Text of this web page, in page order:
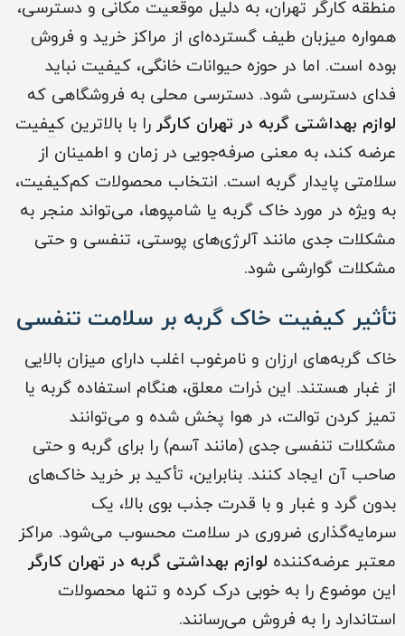
منطقه کارگر تهران، به دلیل موقعیت مکانی و دسترسی،
همواره میزبان طیف گسترده‌ای از مراکز خرید و فروش
بوده است. اما در حوزه حیوانات خانگی، کیفیت نباید
فدای دسترسی شود. دسترسی محلی به فروشگاهی که
لوازم بهداشتی گربه‌ در تهران کارگر را با بالاترین کیفیت
عرضه کند، به معنی صرفه‌جویی در زمان و اطمینان از
سلامتی پایدار گربه است. انتخاب محصولات کم‌کیفیت،
به ویژه در مورد خاک گربه یا شامپوها، می‌تواند منجر به
مشکلات جدی مانند آلرژی‌های پوستی، تنفسی و حتی
مشکلات گوارشی شود.
تأثیر کیفیت خاک گربه بر سلامت تنفسی
خاک گربه‌های ارزان و نامرغوب اغلب دارای میزان بالایی
از غبار هستند. این ذرات معلق، هنگام استفاده گربه یا
تمیز کردن توالت، در هوا پخش شده و می‌توانند
مشکلات تنفسی جدی (مانند آسم) را برای گربه و حتی
صاحب آن ایجاد کنند. بنابراین، تأکید بر خرید خاک‌های
بدون گرد و غبار و با قدرت جذب بوی بالا، یک
سرمایه‌گذاری ضروری در سلامت محسوب می‌شود. مراکز
معتبر عرضه‌کننده لوازم بهداشتی گربه‌ در تهران کارگر
این موضوع را به خوبی درک کرده و تنها محصولات
استاندارد را به فروش می‌رسانند.